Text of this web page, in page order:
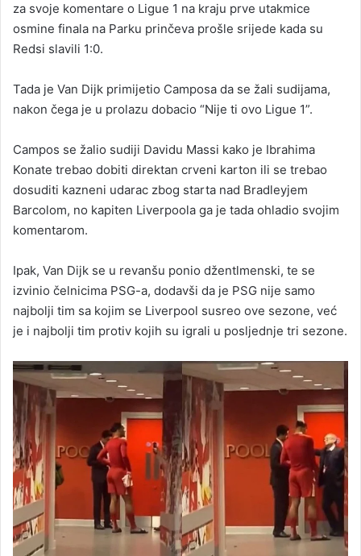
za svoje komentare o Ligue 1 na kraju prve utakmice
osmine finala na Parku prinčeva prošle srijede kada su
Redsi slavili 1:0.
Tada je Van Dijk primijetio Camposa da se žali sudijama,
nakon čega je u prolazu dobacio “Nije ti ovo Ligue 1”.
Campos se žalio sudiji Davidu Massi kako je Ibrahima
Konate trebao dobiti direktan crveni karton ili se trebao
dosuditi kazneni udarac zbog starta nad Bradleyjem
Barcolom, no kapiten Liverpoola ga je tada ohladio svojim
komentarom.
Ipak, Van Dijk se u revanšu ponio džentlmenski, te se
izvinio čelnicima PSG-a, dodavši da je PSG nije samo
najbolji tim sa kojim se Liverpool susreo ove sezone, već
je i najbolji tim protiv kojih su igrali u posljednje tri sezone.